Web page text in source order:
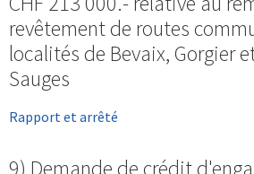
revêtement de routes
localités de Bevaix, Gorgier
Sauges
Rapport et arrêté
9) Demande de crédit